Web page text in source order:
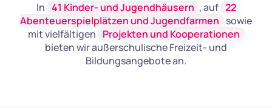
In 41 Kinder- und Jugendhäusern , auf 22
Abenteuerspielplätzen und Jugendfarmen sowie
mit vielfältigen Projekten und Kooperationen
bieten wir außerschulische Freizeit- und
Bildungsangebote an.